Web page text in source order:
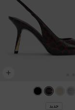
جديد